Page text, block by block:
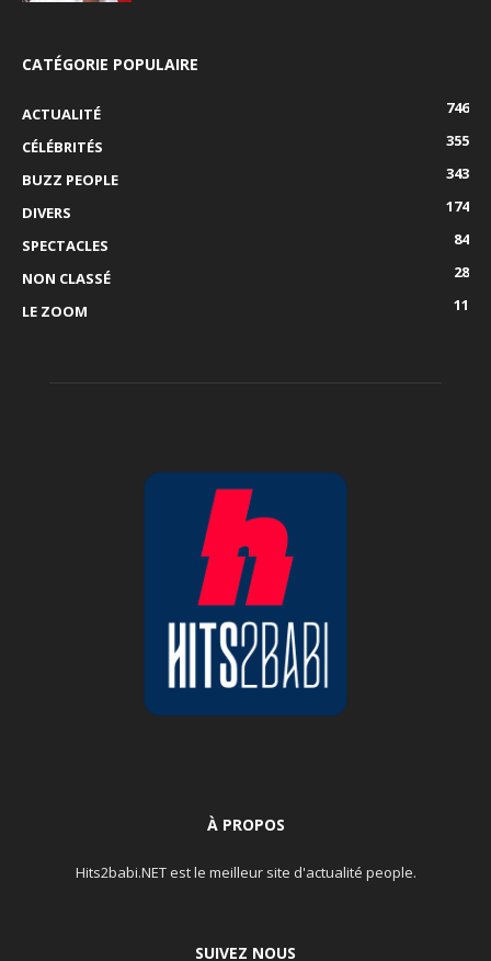
CATÉGORIE POPULAIRE
ACTUALITÉ
746
CÉLÉBRITÉS
355
BUZZ PEOPLE
343
DIVERS
174
SPECTACLES
84
NON CLASSÉ
28
LE ZOOM
11
À PROPOS
Hits2babi.NET est le meilleur site d'actualité people.
SUIVEZ NOUS